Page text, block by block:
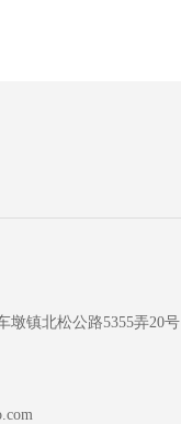
墩镇北松公路5355弄20号